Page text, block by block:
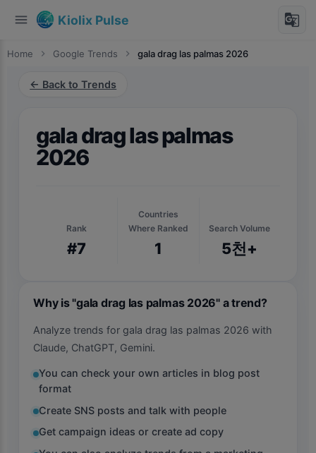
menu Kiolix Pulse g_translate
Home chevron_right Google Trends chevron_right gala drag las palmas 2026
← Back to Trends
gala drag las palmas
2026
Rank
#7
Countries
Where Ranked
1
Search Volume
5천+
Why is "gala drag las palmas 2026" a trend?
Analyze trends for gala drag las palmas 2026 with
Claude, ChatGPT, Gemini.
You can check your own articles in blog post
format
Create SNS posts and talk with people
Get campaign ideas or create ad copy